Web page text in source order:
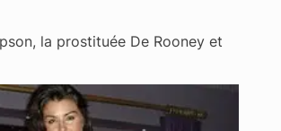
la prostituée De Rooney et